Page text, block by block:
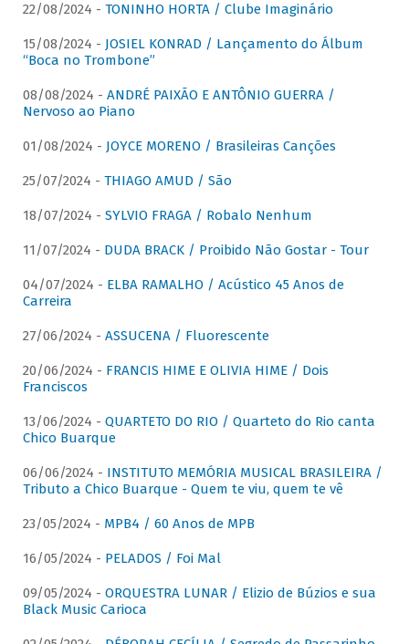
22/08/2024 - TONINHO HORTA / Clube Imaginário
15/08/2024 - JOSIEL KONRAD / Lançamento do Álbum
“Boca no Trombone”
08/08/2024 - ANDRÉ PAIXÃO E ANTÔNIO GUERRA /
Nervoso ao Piano
01/08/2024 - JOYCE MORENO / Brasileiras Canções
25/07/2024 - THIAGO AMUD / São
18/07/2024 - SYLVIO FRAGA / Robalo Nenhum
11/07/2024 - DUDA BRACK / Proibido Não Gostar - Tour
04/07/2024 - ELBA RAMALHO / Acústico 45 Anos de
Carreira
27/06/2024 - ASSUCENA / Fluorescente
20/06/2024 - FRANCIS HIME E OLIVIA HIME / Dois
Franciscos
13/06/2024 - QUARTETO DO RIO / Quarteto do Rio canta
Chico Buarque
06/06/2024 - INSTITUTO MEMÓRIA MUSICAL BRASILEIRA /
Tributo a Chico Buarque - Quem te viu, quem te vê
23/05/2024 - MPB4 / 60 Anos de MPB
16/05/2024 - PELADOS / Foi Mal
09/05/2024 - ORQUESTRA LUNAR / Elizio de Búzios e sua
Black Music Carioca